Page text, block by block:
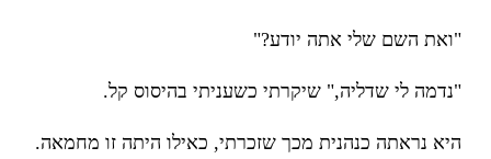
"ואת השם שלי אתה יודע?"
"נדמה לי שדליה," שיקרתי כשעניתי בהיסוס קל.
היא נראתה כנהנית מכך שזכרתי, כאילו היתה זו מחמאה.